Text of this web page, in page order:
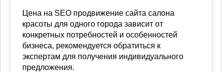
Цена на SEO продвижение сайта салона
красоты для одного города зависит от
конкретных потребностей и особенностей
бизнеса, рекомендуется обратиться к
экспертам для получения индивидуального
предложения.